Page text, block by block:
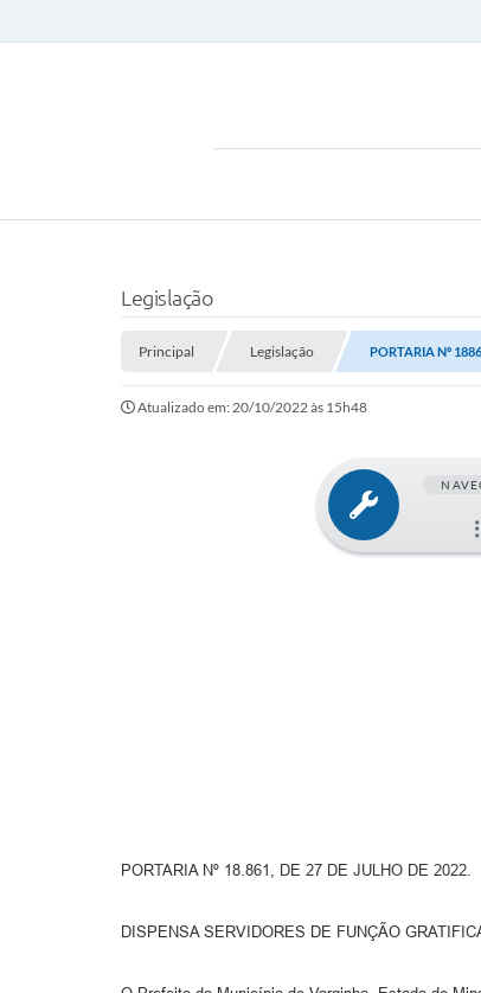
Legislação
Principal Legislação PORTARIA Nº
Atualizado em: 20/10/2022 às 15h48
PORTARIA Nº 18.861, DE 27 DE JULHO DE 2022.
DISPENSA SERVIDORES DE FUNÇÃO